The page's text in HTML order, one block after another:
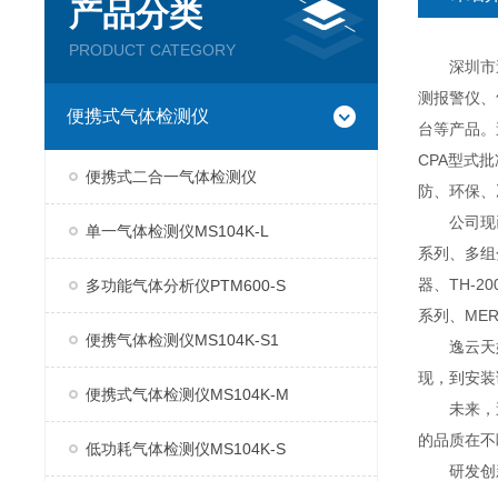
产品分类
PRODUCT CATEGORY
便携式气体检测仪
便携式二合一气体检测仪
单一气体检测仪MS104K-L
多功能气体分析仪PTM600-S
便携气体检测仪MS104K-S1
便携式气体检测仪MS104K-M
低功耗气体检测仪MS104K-S
深圳市逸
测报警仪
台等产品
CPA型式
防、环保
公司现已
系列、多
器、TH-
系列、
逸云天始
现，到安
未来，逸
的品质在
研发创